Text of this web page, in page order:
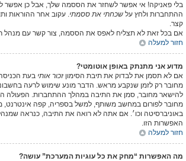
בלי פאניקה! אי אפשר לשחזר את הססמה שלך, אבל כן אפשר
ההתחברות ולחץ על שכחתי את ססמתי. עקוב אחר ההוראות
קצר.
אם בכל זאת לא תצליח לאפס את הססמה, צור קשר עם מנהל
חזור למעלה
מדוע אני מתנתק באופן אוטומטי?
אם לא תסמן את לבדוק את תיבת הסימוןזכור אותי בעת
מחובר רק לזמן שנקבע מראש. הדבר מונע שימוש לרעה
להישאר מחובר, סמן את התיבה במהלך ההתחברות. הפעולה
מחובר לפורום במחשב משותף, למשל בספריה, קפה אינטרנט,
באוניברסיטה וכו׳. אם אתה לא רואה את התיבה, כנראה
האפשרות הזו.
חזור למעלה
מה האפשרות “מחק את כל עוגיות המערכת” עושה?